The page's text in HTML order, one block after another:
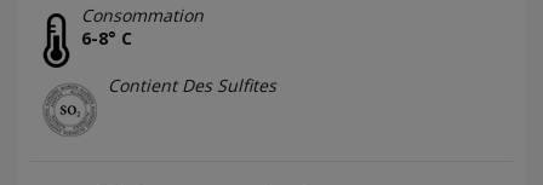
Consommation
6-8° C
Contient Des Sulfites